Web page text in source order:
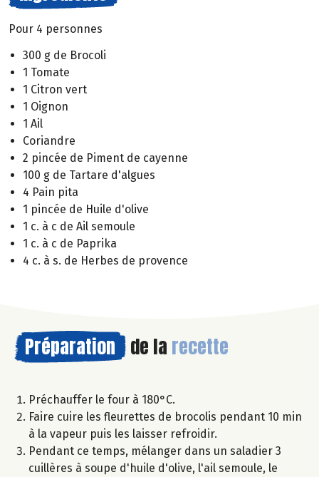
Pour 4 personnes
300 g de Brocoli
1 Tomate
1 Citron vert
1 Oignon
1 Ail
Coriandre
2 pincée de Piment de cayenne
100 g de Tartare d'algues
4 Pain pita
1 pincée de Huile d'olive
1 c. à c de Ail semoule
1 c. à c de Paprika
4 c. à s. de Herbes de provence
Préparation de la recette
Préchauffer le four à 180°C.
Faire cuire les fleurettes de brocolis pendant 10 min
à la vapeur puis les laisser refroidir.
Pendant ce temps, mélanger dans un saladier 3
cuillères à soupe d'huile d'olive, l'ail semoule, le